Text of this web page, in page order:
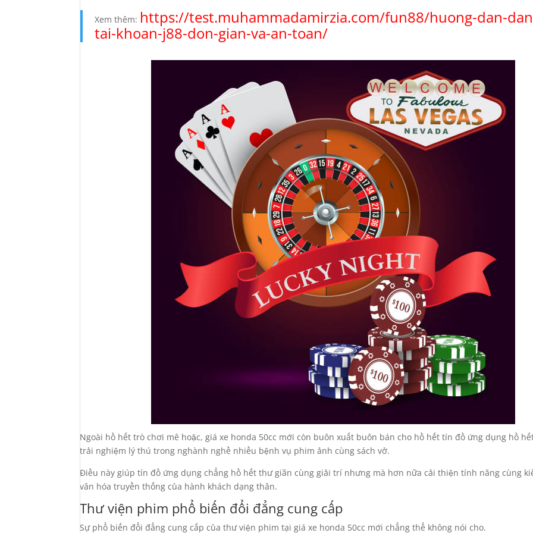
Xem thêm: https://test.muhammadamirzia.com/fun88/huong-dan-
tai-khoan-j88-don-gian-va-an-toan/
Ngoài hồ hết trò chơi mê hoặc, giá xe honda 50cc mới còn buôn xuất buôn bán cho hồ hết tín đồ ứng dụng hồ
trải nghiệm lý thú trong nghành nghề nhiều bệnh vụ phim ảnh cùng sách vở.
Điều này giúp tín đồ ứng dụng chẳng hồ hết thư giãn cùng giải trí nhưng mà hơn nữa cải thiện tính năng cùng
văn hóa truyền thống của hành khách dạng thân.
Thư viện phim phổ biến đổi đẳng cung cấp
Sự phổ biến đổi đẳng cung cấp của thư viện phim tại giá xe honda 50cc mới chẳng thể không nói cho.